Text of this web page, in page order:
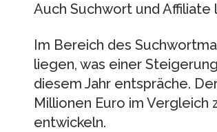
Auch Suchwort und Affiliate
Im Bereich des
liegen, was einer
diesem Jahr entspräche.
Millionen Euro im Vergleich
entwickeln.